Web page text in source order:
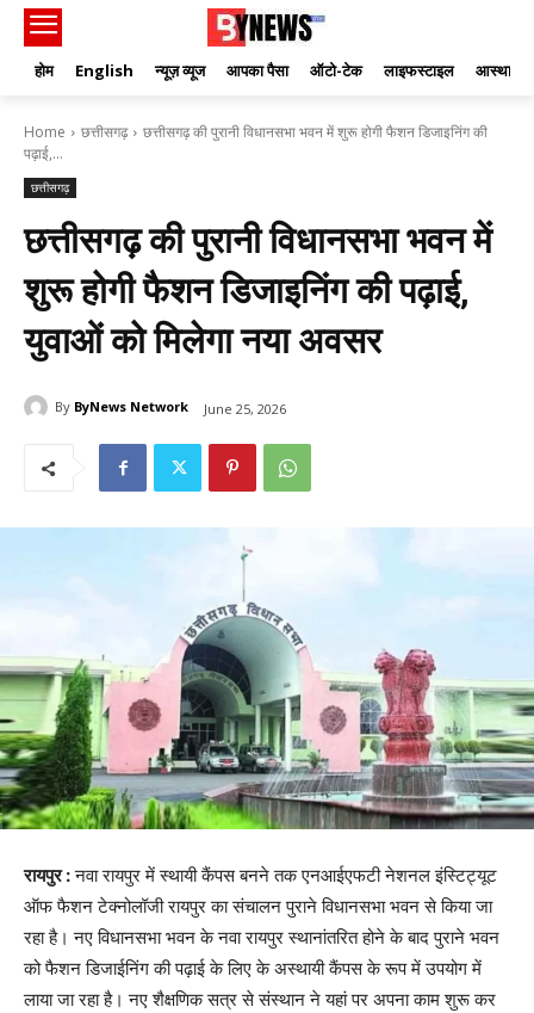
होम English न्यूज़ व्यूज आपका पैसा ऑटो-टेक लाइफस्टाइल आस्था
Home छत्तीसगढ़
छत्तीसगढ़ की पुरानी विधानसभा भवन में शुरू होगी फैशन डिजाइनिंग की
पढ़ाई,...
छत्तीसगढ़
छत्तीसगढ़ की पुरानी विधानसभा भवन में
शुरू होगी फैशन डिजाइनिंग की पढ़ाई,
युवाओं को मिलेगा नया अवसर
By ByNews Network June 25, 2026
रायपुर :नवा रायपुर में स्थायी कैंपस बनने तक एनआईएफटी नेशनल इंस्टिट्यूट
ऑफ फैशन टेक्नोलॉजी रायपुर का संचालन पुराने विधानसभा भवन से किया जा
रहा है। नए विधानसभा भवन के नवा रायपुर स्थानांतरित होने के बाद पुराने भवन
को फैशन डिजाईनिंग की पढ़ाई के लिए के अस्थायी कैंपस के रूप में उपयोग में
लाया जा रहा है। नए शैक्षणिक सत्र से संस्थान ने यहां पर अपना काम शुरू कर